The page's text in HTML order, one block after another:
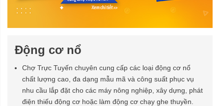
Động cơ nổ
Chợ Trực Tuyến chuyên cung cấp các loại động cơ nổ
chất lượng cao, đa dạng mẫu mã và công suất phục vụ
nhu cầu lắp đặt cho các máy nông nghiệp, xây dựng, phát
điện thiếu động cơ hoặc làm động cơ chạy ghe thuyền.